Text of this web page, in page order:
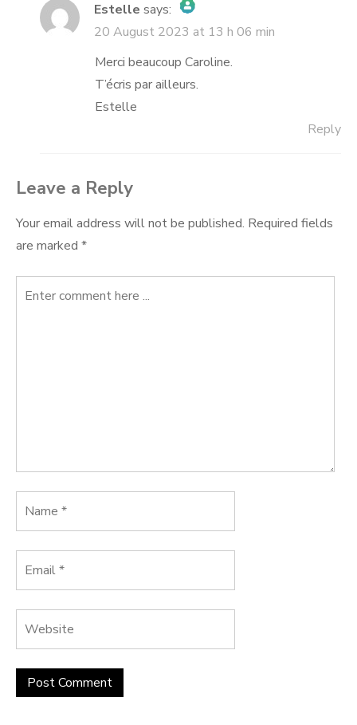
Estelle says:
The Real Person Badge!
Anti-Spam by CleanTalk
20 August 2023 at 13 h 06 min
Merci beaucoup Caroline.
T’écris par ailleurs.
Estelle
Reply
Leave a Reply
Your email address will not be published. Required fields
are marked *